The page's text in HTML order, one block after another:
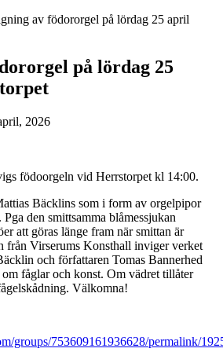
av födororgel på lördag 25 april
på lördag 25
2026
födoorgeln vid Herrstorpet kl 14:00.
Bäcklins som i form av orgelpipor
den smittsamma blåmessjukan
att göras länge fram när smittan är
från Virserums Konsthall inviger verket
och författaren Tomas Bannerhed
fåglar och konst. Om vädret tillåter
Välkomna!
groups/753609161936628/permalink/